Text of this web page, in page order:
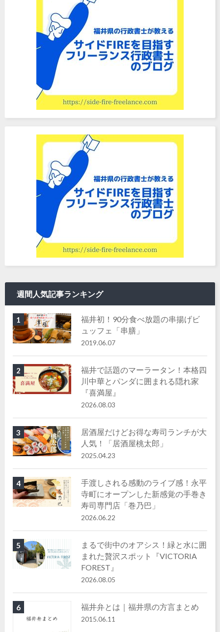
週間人気記事ランキング
1
福井初！90分食べ放題の串揚げビ
ュッフェ「串膳」
2019.06.07
2
福井で話題のマーラータン！本格四
川中華とパンダに囲まれる隠れ家
『喜満屋』
2026.08.03
3
居酒屋だけどお得な寿司ランチが大
人気！「居酒屋桃太郎」
2025.04.23
4
手渡しされる感動のライブ感！永平
寺町にオープンした新感覚の手巻き
寿司専門店「巻乃巴」
2026.06.22
5
まるで街中のオアシス！緑と水に囲
まれた贅沢スポット『VICTORIA
FOREST』
2026.08.05
6 福井弁とは｜福井県の方言まとめ
2015.06.11